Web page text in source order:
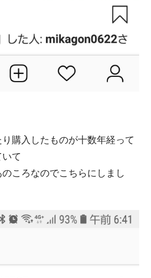
購入したものが十数年経って
て
ころなのでこちらにしまし